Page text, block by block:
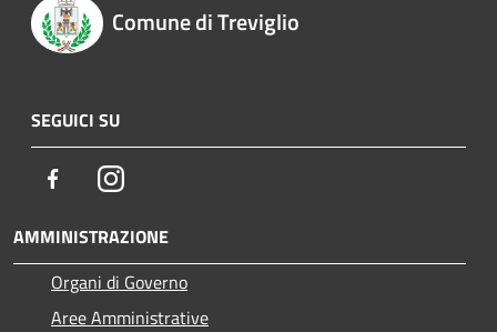
Comune di Treviglio
SEGUICI SU
FacebookInstagram
AMMINISTRAZIONE
Organi di Governo
Aree Amministrative